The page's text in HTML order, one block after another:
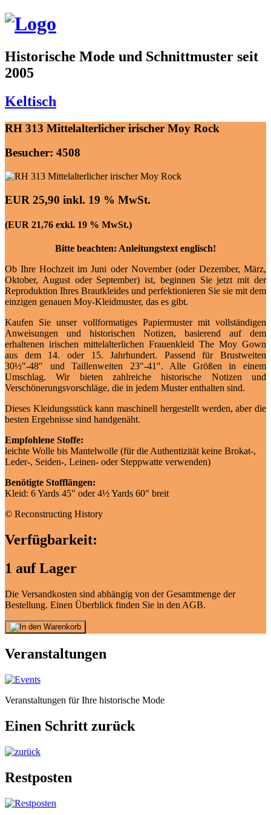
Historische Mode und Schnittmuster seit
2005
Keltisch
RH 313 Mittelalterlicher irischer Moy Rock
Besucher: 4508
EUR 25,90 inkl. 19 % MwSt.
(EUR 21,76 exkl. 19 % MwSt.)
Bitte beachten: Anleitungstext englisch!
Ob Ihre Hochzeit im Juni oder November (oder Dezember, März,
Oktober, August oder September) ist, beginnen Sie jetzt mit der
Reproduktion Ihres Brautkleides und perfektionieren Sie sie mit dem
einzigen genauen Moy-Kleidmuster, das es gibt.
Kaufen Sie unser vollformatiges Papiermuster mit vollständigen
Anweisungen und historischen Notizen, basierend auf dem
erhaltenen irischen mittelalterlichen Frauenkleid The Moy Gown
aus dem 14. oder 15. Jahrhundert. Passend für Brustweiten
30½"-48″ und Taillenweiten 23″-41″. Alle Größen in einem
Umschlag. Wir bieten zahlreiche historische Notizen und
Verschönerungsvorschläge, die in jedem Muster enthalten sind.
Dieses Kleidungsstück kann maschinell hergestellt werden, aber die
besten Ergebnisse sind handgenäht.
Empfohlene Stoffe:
leichte Wolle bis Mantelwolle (für die Authentizität keine Brokat-,
Leder-, Seiden-, Leinen- oder Steppwatte verwenden)
Benötigte Stofflängen:
Kleid: 6 Yards 45″ oder 4½ Yards 60″ breit
© Reconstructing History
Verfügbarkeit:
1 auf Lager
Die Versandkosten sind abhängig von der Gesamtmenge der
Bestellung. Einen Überblick finden Sie in den AGB.
Veranstaltungen
Veranstaltungen für Ihre historische Mode
Einen Schritt zurück
Restposten